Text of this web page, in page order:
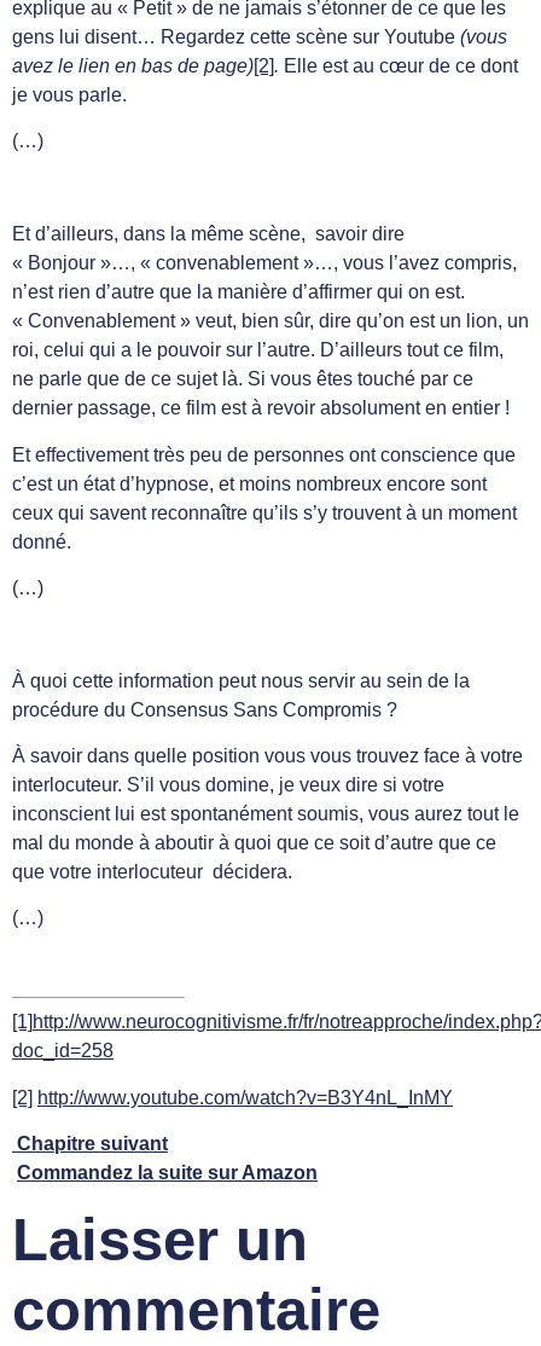
explique au « Petit » de ne jamais s’étonner de ce que les
gens lui disent… Regardez cette scène sur Youtube (vous
avez le lien en bas de page)[2]. Elle est au cœur de ce dont
je vous parle.
(…)
Et d’ailleurs, dans la même scène, savoir dire
« Bonjour »…, « convenablement »…, vous l’avez compris,
n’est rien d’autre que la manière d’affirmer qui on est.
« Convenablement » veut, bien sûr, dire qu’on est un lion, un
roi, celui qui a le pouvoir sur l’autre. D’ailleurs tout ce film,
ne parle que de ce sujet là. Si vous êtes touché par ce
dernier passage, ce film est à revoir absolument en entier !
Et effectivement très peu de personnes ont conscience que
c’est un état d’hypnose, et moins nombreux encore sont
ceux qui savent reconnaître qu’ils s’y trouvent à un moment
donné.
(…)
À quoi cette information peut nous servir au sein de la
procédure du Consensus Sans Compromis ?
À savoir dans quelle position vous vous trouvez face à votre
interlocuteur. S’il vous domine, je veux dire si votre
inconscient lui est spontanément soumis, vous aurez tout le
mal du monde à aboutir à quoi que ce soit d’autre que ce
que votre interlocuteur décidera.
(…)
[1] http://www.neurocognitivisme.fr/fr/notreapproche/
doc_id=258
[2] http://www.youtube.com/watch?v=B3Y4nL_InMY
Chapitre suivant
Commandez la suite sur Amazon
Laisser un
commentaire